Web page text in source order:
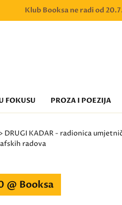
Klub Booksa ne radi od
FOKUSU PROZA I POEZIJA
> DRUGI KADAR - radionica
radova
@ Booksa